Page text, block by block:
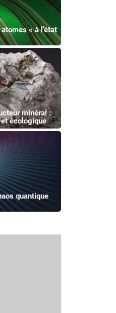
« à l’état
minéral :
écologique
quantique